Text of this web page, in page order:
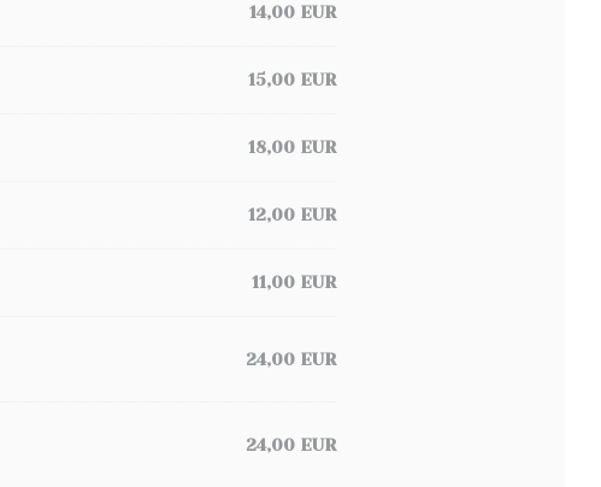
14,00 EUR
15,00 EUR
18,00 EUR
12,00 EUR
11,00 EUR
24,00 EUR
24,00 EUR